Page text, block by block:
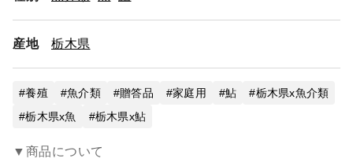
産地 栃木県
養殖 魚介類 贈答品 家庭用 鮎
栃木県x魚介類
栃木県x魚
栃木県x鮎
▼商品について